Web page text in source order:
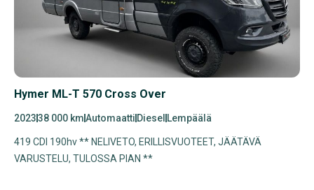
Hymer ML-T 570 Cross Over
202338 000 kmAutomaatti Diesel Lempäälä
419 CDI 190hv ** NELIVETO, ERILLISVUOTEET, JÄÄTÄVÄ
VARUSTELU, TULOSSA PIAN **